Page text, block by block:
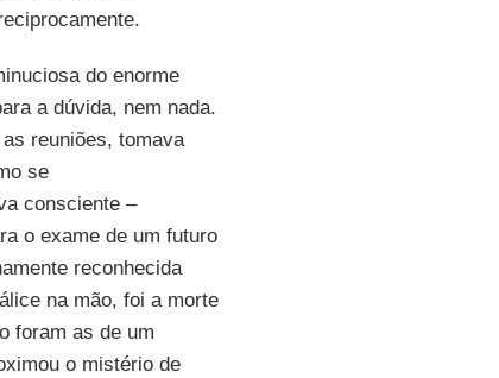
do enorme
a dúvida, nem nada.
reuniões, tomava
se
consciente –
o exame de um futuro
reconhecida
na mão, foi a morte
foram as de um
o mistério de